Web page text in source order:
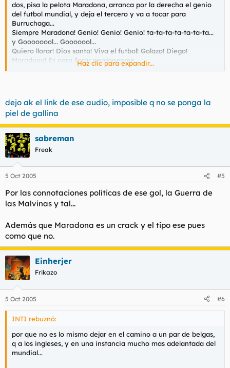
dos, pisa la pelota Maradona, arranca por la derecha el genio
del futbol mundial, y deja el tercero y va a tocar para
Burruchaga...
Siempre Maradona! Genio! Genio! Genio! ta-ta-ta-ta-ta-ta-ta...
y Goooooool... Gooooool...
Quiero llorar! Dios santo! Viva el futbol! Golazo! Diego!
Maradona! Es para llorar perdonenme...
Maradona, en una corrida memorable, en la jugada de todos
gritando por Argentina.... Argentina 2 - Inglaterra 0...
Diegol, Diegol, Diego Armando Maradona...
Gracias dios, por el futbol, por Maradona, por estas lagrimas,
por este Argentina 2 - Inglaterra 0...
Haz clic para expandir...
dejo ak el link de ese audio, imposible q no se ponga la
piel de gallina
sabreman
Freak
5 Oct 2005 #5
Por las connotaciones políticas de ese gol, la Guerra de
las Malvinas y tal...
Además que Maradona es un crack y el tipo ese pues
como que no.
Einherjer
Frikazo
5 Oct 2005 #6
INTI rebuznó:
por que no es lo mismo dejar en el camino a un par de belgas,
q a los ingleses, y en una instancia mucho mas adelantada del
mundial...